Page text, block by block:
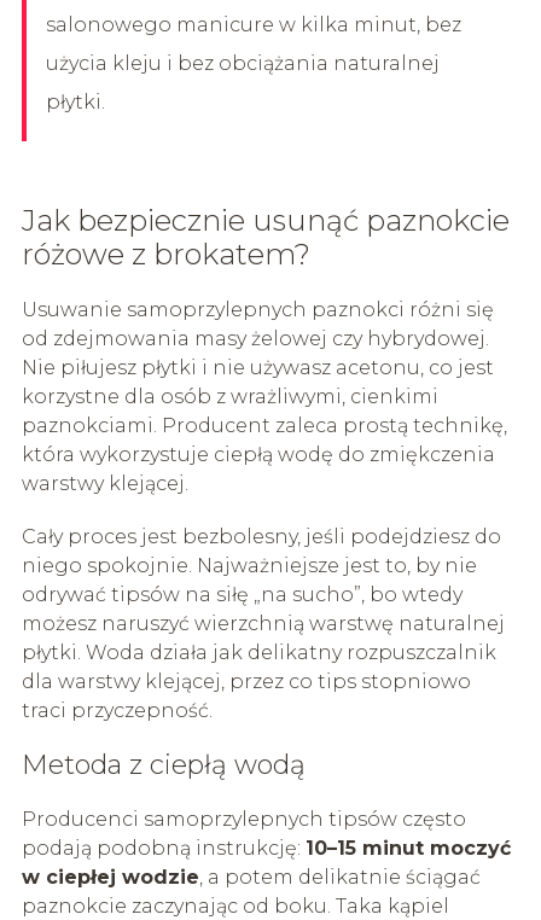
salonowego manicure w kilka minut, bez
użycia kleju i bez obciążania naturalnej
płytki.
Jak bezpiecznie usunąć paznokcie
różowe z brokatem?
Usuwanie samoprzylepnych paznokci różni się
od zdejmowania masy żelowej czy hybrydowej.
Nie piłujesz płytki i nie używasz acetonu, co jest
korzystne dla osób z wrażliwymi, cienkimi
paznokciami. Producent zaleca prostą technikę,
która wykorzystuje ciepłą wodę do zmiękczenia
warstwy klejącej.
Cały proces jest bezbolesny, jeśli podejdziesz do
niego spokojnie. Najważniejsze jest to, by nie
odrywać tipsów na siłę „na sucho”, bo wtedy
możesz naruszyć wierzchnią warstwę naturalnej
płytki. Woda działa jak delikatny rozpuszczalnik
dla warstwy klejącej, przez co tips stopniowo
traci przyczepność.
Metoda z ciepłą wodą
Producenci samoprzylepnych tipsów często
podają podobną instrukcję: 10–15 minut moczyć
w ciepłej wodzie, a potem delikatnie ściągać
paznokcie zaczynając od boku. Taka kąpiel